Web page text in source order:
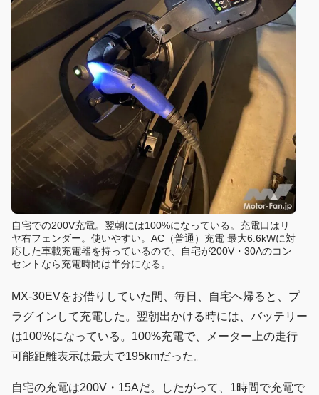
自宅での200V充電。翌朝には100%になっている。充電口はリ
ヤ右フェンダー。使いやすい。AC（普通）充電 最大6.6kWに対
応した車載充電器を持っているので、自宅が200V・30Aのコン
セントなら充電時間は半分になる。
MX-30EVをお借りしていた間、毎日、自宅へ帰ると、プ
ラグインして充電した。翌朝出かける時には、バッテリー
は100%になっている。100%充電で、メーター上の走行
可能距離表示は最大で195kmだった。
自宅の充電は200V・15Aだ。したがって、1時間で充電で